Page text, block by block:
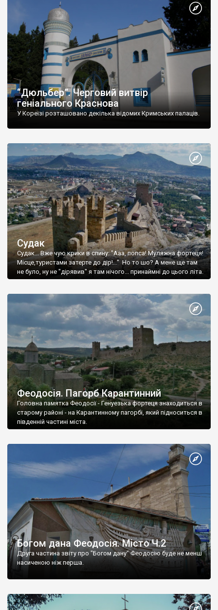
“Дюльбер”. Черговий витвір
геніального Краснова
У Кореїзі розташовано декілька відомих Кримських палаців.
Судак
Судак... Вже чую крики в спину: "Ааа, попса! Муляжна фортеця!
Місце,туристами затерте до дір!..." Но то шо? А мене ще там
не було, ну не "дірявив" я там нічого... принаймні до цього літа.
Феодосія. Пагорб Карантинний
Головна памятка Феодосії - Генуезька фортеця знаходиться в
старому районі - на Карантинному пагорбі, який підноситься в
південній частині міста.
Богом дана Феодосія. Місто Ч.2
Друга частина звіту про "Богом дану" Феодосію буде не менш
насиченою ніж перша.